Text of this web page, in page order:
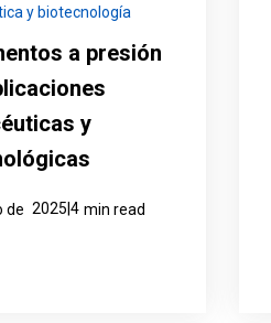
y biotecnología
a presión
y
de 2025|4 min read